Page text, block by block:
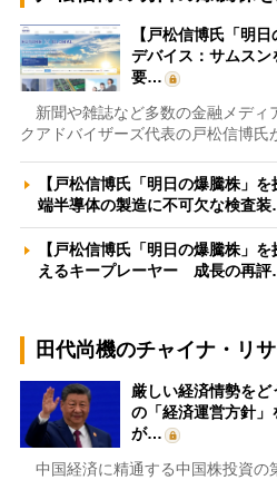
【戸松信博氏「明
デバイス：サムス
要…
新聞や雑誌など多数の金融メディ
クアドバイザーズ代表の戸松信博氏
【戸松信博氏「明日の爆騰株」
端半導体の製造に不可欠な検査
【戸松信博氏「明日の爆騰株」
えるキープレーヤー 成長の再
田代尚機のチャイナ・リ
厳しい経済情勢を
の「経済運営方針
が…
中国経済に精通する中国株投資の